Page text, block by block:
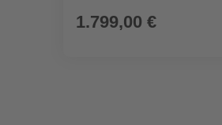
1.799,00 €